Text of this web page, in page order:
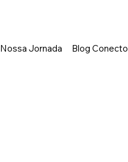
Nossa Jornada Blog Conecto